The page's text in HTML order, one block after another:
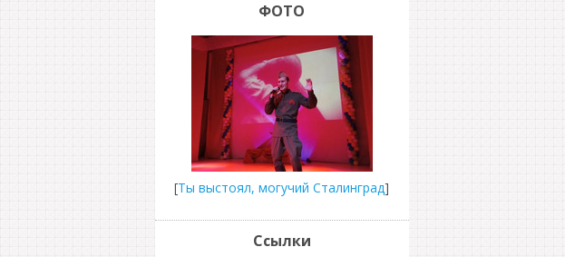
ФОТО
[Ты выстоял, могучий Сталинград]
Ссылки